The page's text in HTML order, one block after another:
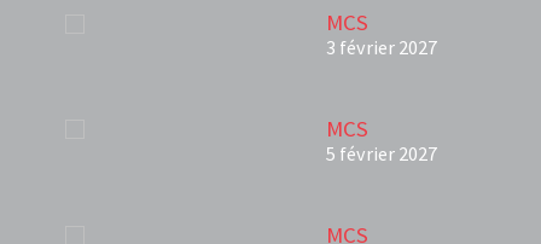
MCS
3 février 2027
MCS
5 février 2027
MCS